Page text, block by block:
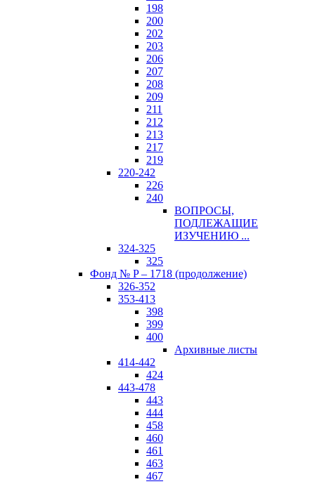
198
200
202
203
206
207
208
209
211
212
213
217
219
220-242
226
240
ВОПРОСЫ,
ПОДЛЕЖАЩИЕ
ИЗУЧЕНИЮ ...
324-325
325
Фонд № P – 1718 (продолжение)
326-352
353-413
398
399
400
Архивные листы
414-442
424
443-478
443
444
458
460
461
463
467